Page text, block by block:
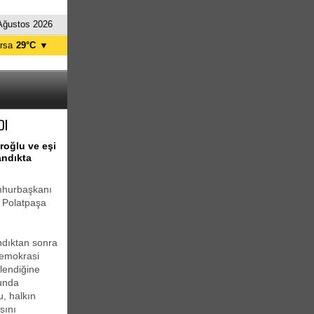
2026
29°C ▼
ve eşi
sonra
halkın